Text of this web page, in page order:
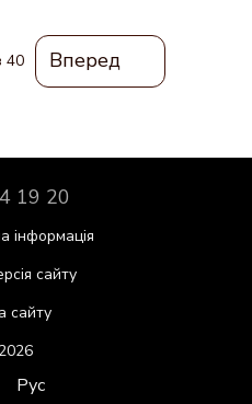
40 Вперед
19 20
інформація
сайту
сайту
Рус